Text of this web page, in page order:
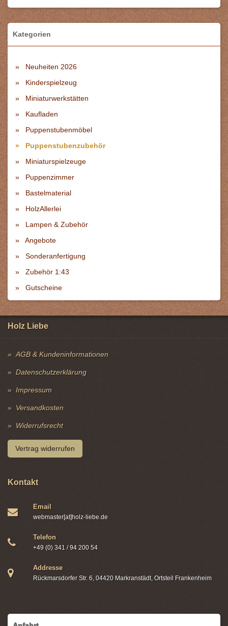
Kategorien
Neuheiten 2026
Kinderspielzeug
Miniaturwerkstätten
Kaufladen
Puppenstubenmöbel
Puppenstubenzubehör
Miniaturspielzeuge
Puppenzimmer
Bastelmaterial
HolzAllerlei
Lampen & Zubehör
Angebote
Sonderanfertigung
Zubehör 1:43
Gutscheine
Holz Liebe
AGB & Kundeninformationen
Datenschutzerklärung
Impressum
Versandkosten
Widerrufsrecht
Vertrag widerrufen
Kontakt
Email
webmaster[at]holz-liebe.de
Telefon
+49 (0) 341 / 94 200 54
Addresse
Rückmarsdorfer Str. 6, 04420 Markranstädt, Ortsteil Frankenheim